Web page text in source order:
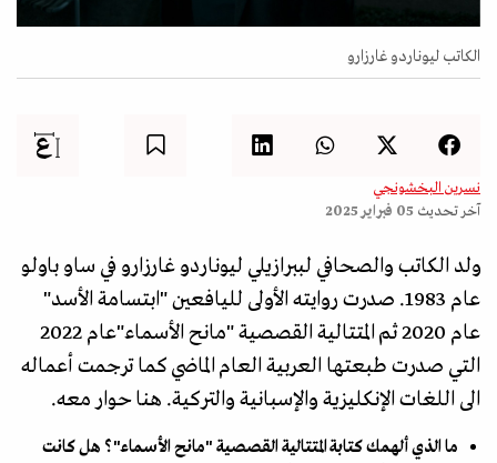
الكاتب ليوناردو غارزارو
نسرين البخشونجي
آخر تحديث 05 فبراير 2025
ولد الكاتب والصحافي لببرازيلي ليوناردو غارزارو في ساو باولو
عام 1983. صدرت روايته الأولى لليافعين "ابتسامة الأسد"
عام 2020 ثم المتتالية القصصية "مانح الأسماء"عام 2022
التي صدرت طبعتها العربية العام الماضي كما ترجمت أعماله
الى اللغات الإنكليزية والإسبانية والتركية. هنا حوار معه.
ما الذي ألهمك كتابة المتتالية القصصية "مانح الأسماء"؟ هل كانت